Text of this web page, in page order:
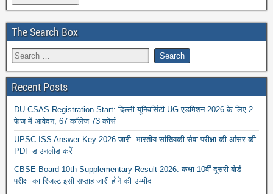
The Search Box
Recent Posts
DU CSAS Registration Start: दिल्ली यूनिवर्सिटी UG एडमिशन 2026 के लिए 2
फेज में आवेदन, 67 कॉलेज 73 कोर्स
UPSC ISS Answer Key 2026 जारी: भारतीय सांख्यिकी सेवा परीक्षा की आंसर की
PDF डाउनलोड करें
CBSE Board 10th Supplementary Result 2026: कक्षा 10वीं दूसरी बोर्ड
परीक्षा का रिजल्ट इसी सप्ताह जारी होने की उम्मीद